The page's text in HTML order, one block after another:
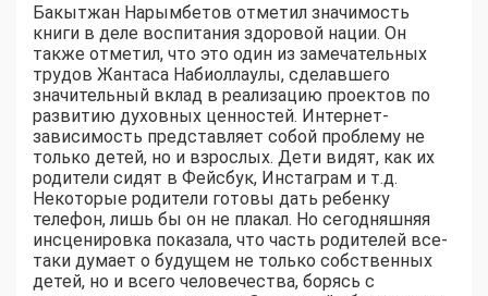
Бакытжан Нарымбетов отметил значимость
книги в деле воспитания здоровой нации. Он
также отметил, что это один из замечательных
трудов Жантаса Набиоллаулы, сделавшего
значительный вклад в реализацию проектов по
развитию духовных ценностей. Интернет-
зависимость представляет собой проблему не
только детей, но и взрослых. Дети видят, как их
родители сидят в Фейсбук, Инстаграм и т.д.
Некоторые родители готовы дать ребенку
телефон, лишь бы он не плакал. Но сегодняшняя
инсценировка показала, что часть родителей все-
таки думает о будущем не только собственных
детей, но и всего человечества, борясь с